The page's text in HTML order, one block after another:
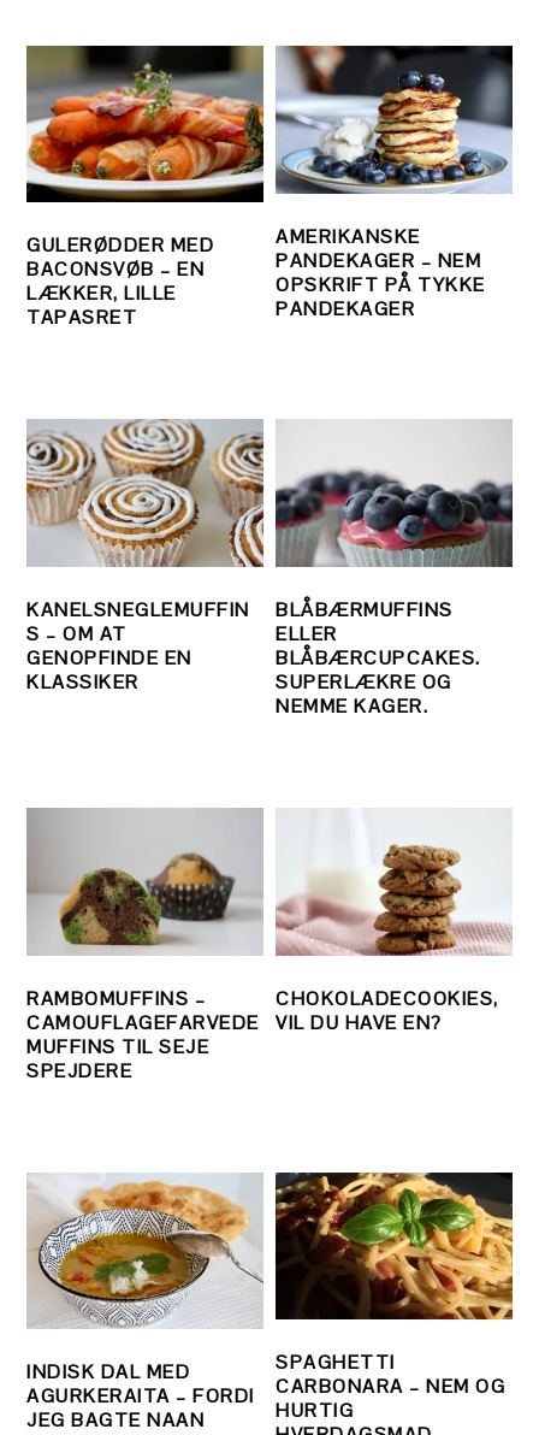
GULERØDDER MED
BACONSVØB – EN
LÆKKER, LILLE
TAPASRET
AMERIKANSKE
PANDEKAGER – NEM
OPSKRIFT PÅ TYKKE
PANDEKAGER
KANELSNEGLEMUFFIN
S – OM AT
GENOPFINDE EN
KLASSIKER
BLÅBÆRMUFFINS
ELLER
BLÅBÆRCUPCAKES.
SUPERLÆKRE OG
NEMME KAGER.
RAMBOMUFFINS –
CAMOUFLAGEFARVEDE
MUFFINS TIL SEJE
SPEJDERE
CHOKOLADECOOKIES,
VIL DU HAVE EN?
INDISK DAL MED
AGURKERAITA – FORDI
JEG BAGTE NAAN
SPAGHETTI
CARBONARA – NEM OG
HURTIG